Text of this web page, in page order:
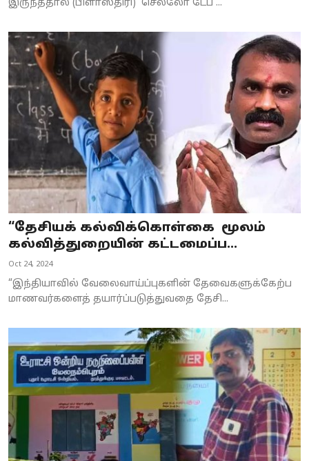
இருந்ததால் (பிளாஸ்திரி) செல்லோ டேப் ...
“தேசியக் கல்விக்கொள்கை மூலம்
கல்வித்துறையின் கட்டமைப்ப...
Oct 24, 2024
“இந்தியாவில் வேலைவாய்ப்புகளின் தேவைகளுக்கேற்ப
மாணவர்களைத் தயார்ப்படுத்துவதை தேசி...